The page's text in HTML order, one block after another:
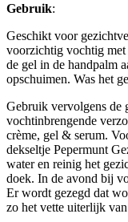
Gebruik:
Geschikt voor
voorzichtig vochtig met
de gel in de handpalm
opschuimen. Was het
Gebruik vervolgens de
vochtinbrengende
crème, gel & serum.
dekseltje Pepermunt
water en reinig het
doek. In de avond bij
Er wordt gezegd dat
zo het vette uiterlijk